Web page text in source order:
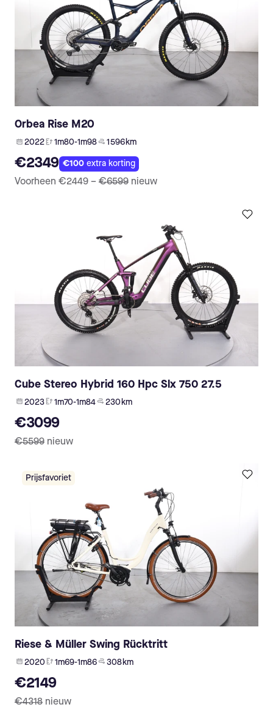
Orbea Rise M20
2022 1m80-1m98 1 596 km
€2349 €100extra korting
Voorheen €2449 – €6599 nieuw
Cube Stereo Hybrid 160 Hpc Slx 750 27.5
2023 1m70-1m84 230 km
€3099
€5599 nieuw
Prijsfavoriet
Riese & Müller Swing Rücktritt
2020 1m69-1m86 308 km
€2149
€4318 nieuw